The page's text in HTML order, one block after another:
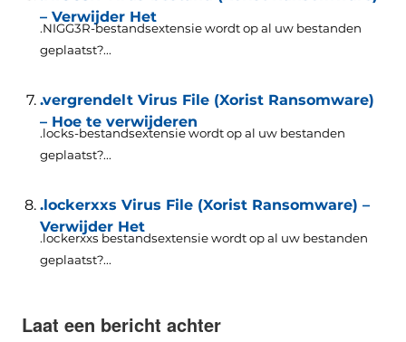
– Verwijder Het
.NIGG3R-bestandsextensie wordt op al uw bestanden
geplaatst?...
.vergrendelt Virus File (Xorist Ransomware)
– Hoe te verwijderen
.locks-bestandsextensie wordt op al uw bestanden
geplaatst?...
.lockerxxs Virus File (Xorist Ransomware) –
Verwijder Het
.lockerxxs bestandsextensie wordt op al uw bestanden
geplaatst?...
Laat een bericht achter